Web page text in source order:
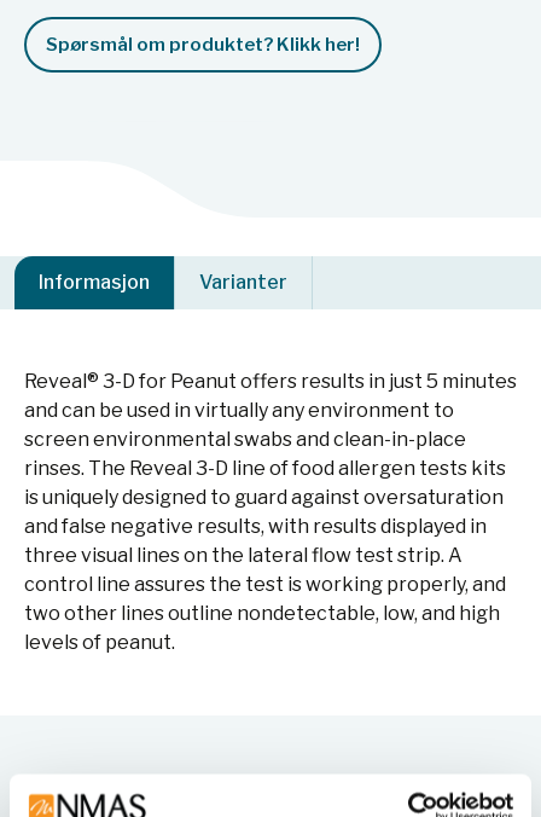
Spørsmål om produktet? Klikk her!
Informasjon Varianter
Reveal® 3-D for Peanut offers results in just 5 minutes
and can be used in virtually any environment to
screen environmental swabs and clean-in-place
rinses. The Reveal 3-D line of food allergen tests kits
is uniquely designed to guard against oversaturation
and false negative results, with results displayed in
three visual lines on the lateral flow test strip. A
control line assures the test is working properly, and
two other lines outline nondetectable, low, and high
levels of peanut.
Varianter